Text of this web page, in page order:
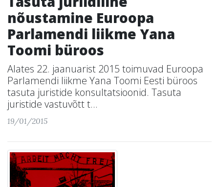
nõustamine Euroopa
Parlamendi liikme Yana
Toomi büroos
Alates 22. jaanuarist 2015 toimuvad Euroopa
Parlamendi liikme Yana Toomi Eesti büroos
tasuta juristide konsultatsioonid. Tasuta
juristide vastuvõtt t...
19/01/2015